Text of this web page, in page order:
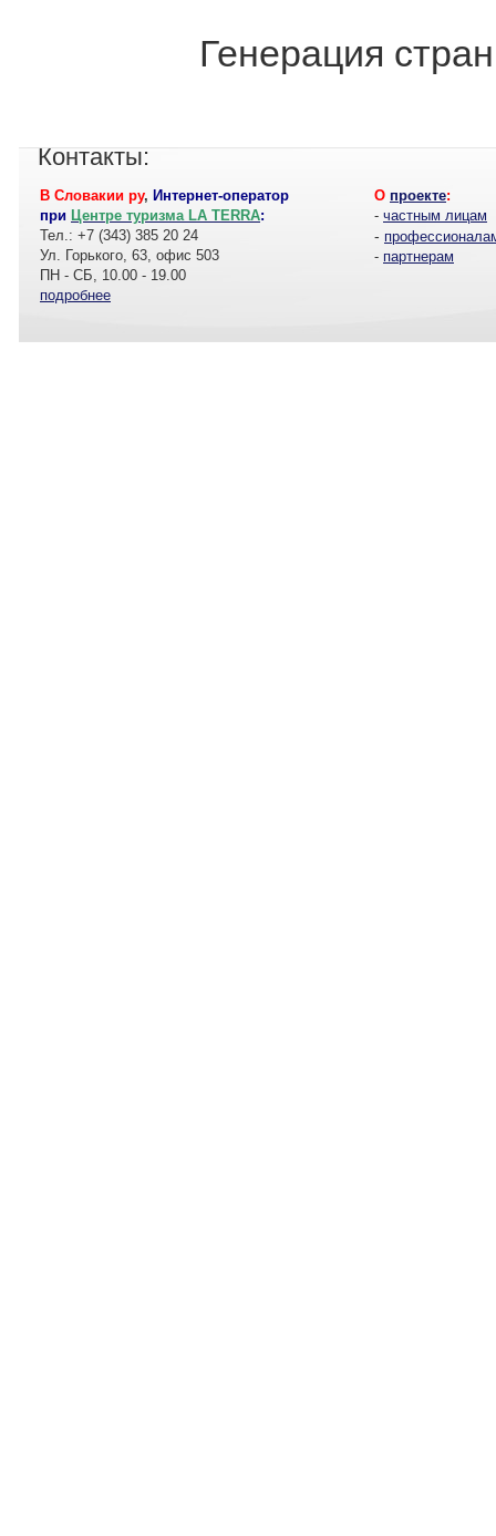
Генерация
Контакты:
В Словакии ру, Интернет-оператор
при Центре туризма LA TERRA:
Тел.: +7 (343) 385 20 24
Ул. Горького, 63, офис 503
ПН - СБ, 10.00 - 19.00
подробнее
О проекте:
- частным лицам
-
- партнерам